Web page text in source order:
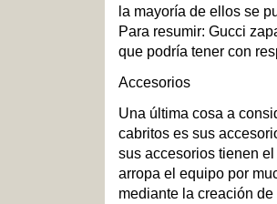
la mayoría de ellos se
Para resumir: Gucci
que podría tener con
Accesorios
Una última cosa a
cabritos es sus
sus accesorios tienen
arropa el equipo por
mediante la creación